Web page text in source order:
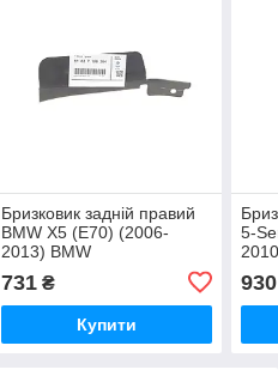
Бризковик задній правий
BMW X5 (E70) (2006-
2013) BMW
731₴
Купити
5-
930